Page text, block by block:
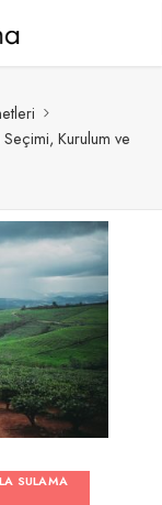
Kurulum ve
SULAMA